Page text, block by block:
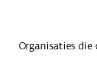
Organisaties die